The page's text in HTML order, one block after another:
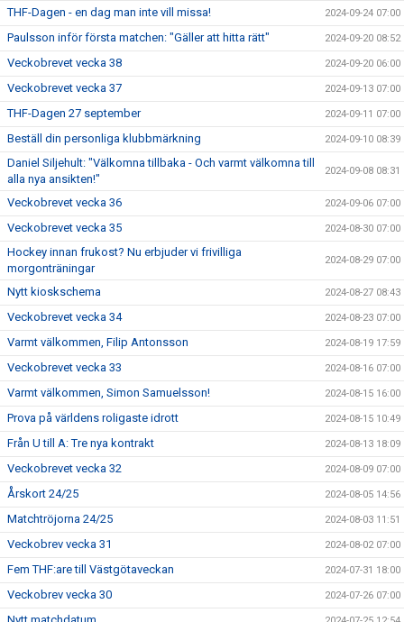
THF-Dagen - en dag man inte vill missa! 2024-09-24 07:00
Paulsson inför första matchen: "Gäller att hitta rätt" 2024-09-20 08:52
Veckobrevet vecka 38 2024-09-20 06:00
Veckobrevet vecka 37 2024-09-13 07:00
THF-Dagen 27 september 2024-09-11 07:00
Beställ din personliga klubbmärkning 2024-09-10 08:39
Daniel Siljehult: "Välkomna tillbaka - Och varmt välkomna till
alla nya ansikten!"
2024-09-08 08:31
Veckobrevet vecka 36 2024-09-06 07:00
Veckobrevet vecka 35 2024-08-30 07:00
Hockey innan frukost? Nu erbjuder vi frivilliga
morgonträningar
2024-08-29 07:00
Nytt kioskschema 2024-08-27 08:43
Veckobrevet vecka 34 2024-08-23 07:00
Varmt välkommen, Filip Antonsson 2024-08-19 17:59
Veckobrevet vecka 33 2024-08-16 07:00
Varmt välkommen, Simon Samuelsson! 2024-08-15 16:00
Prova på världens roligaste idrott 2024-08-15 10:49
Från U till A: Tre nya kontrakt 2024-08-13 18:09
Veckobrevet vecka 32 2024-08-09 07:00
Årskort 24/25 2024-08-05 14:56
Matchtröjorna 24/25 2024-08-03 11:51
Veckobrev vecka 31 2024-08-02 07:00
Fem THF:are till Västgötaveckan 2024-07-31 18:00
Veckobrev vecka 30 2024-07-26 07:00